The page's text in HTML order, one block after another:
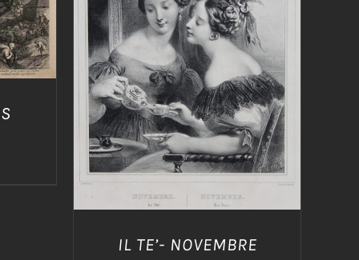
AGGIUNGI AL CARRELLO
/
DETTAGLI
IL TE’- NOVEMBRE